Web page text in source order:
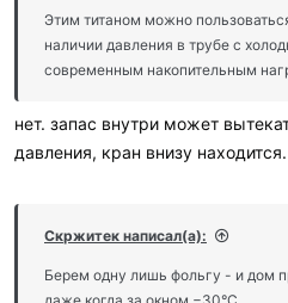
Этим титаном можно
наличии давления в трубе с
современным накопительным
нет. запас внутри может
давления, кран внизу находится.
Скржитек написал(а):
Берем одну лишь фольгу - и дом